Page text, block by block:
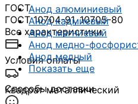
Анод алюминиевый
Анод кадмиевый
Анод магниевый
Анод медно-
Анод медный
Показать еще
Квадрат металлический
ГОСТ
ГОСТ 10704-91, 10705-80
Все характеристики
Условия оплаты
Способы доставки